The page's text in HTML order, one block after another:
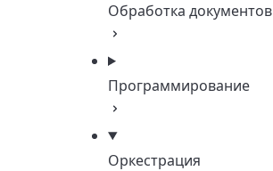
Обработка документов
Программирование
Оркестрация